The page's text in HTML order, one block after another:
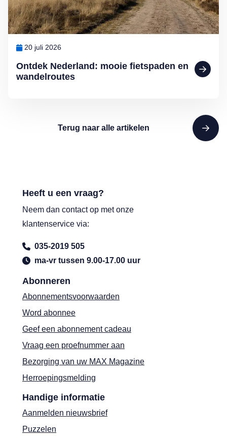
Ontdek Nederland: mooie fietspaden en
wandelroutes
20 juli 2026
Terug naar alle artikelen
Abonneren
Abonnementsvoorwaarden
Word abonnee
Geef een abonnement cadeau
Vraag een proefnummer aan
Bezorging van uw MAX Magazine
Herroepingsmelding
Handige informatie
Aanmelden nieuwsbrief
Puzzelen
Heeft u een vraag?
Neem dan contact op met onze
klantenservice via:
035-2019 505
ma-vr tussen 9.00-17.00 uur